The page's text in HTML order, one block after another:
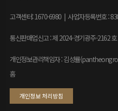
고객센터: 1670-6980 | 사업자등록번호 :
통신판매업신고 : 제 2024-경기광주-2162 호
개인정보관리책임자 : 김성률
홈
개인정보 처리방침